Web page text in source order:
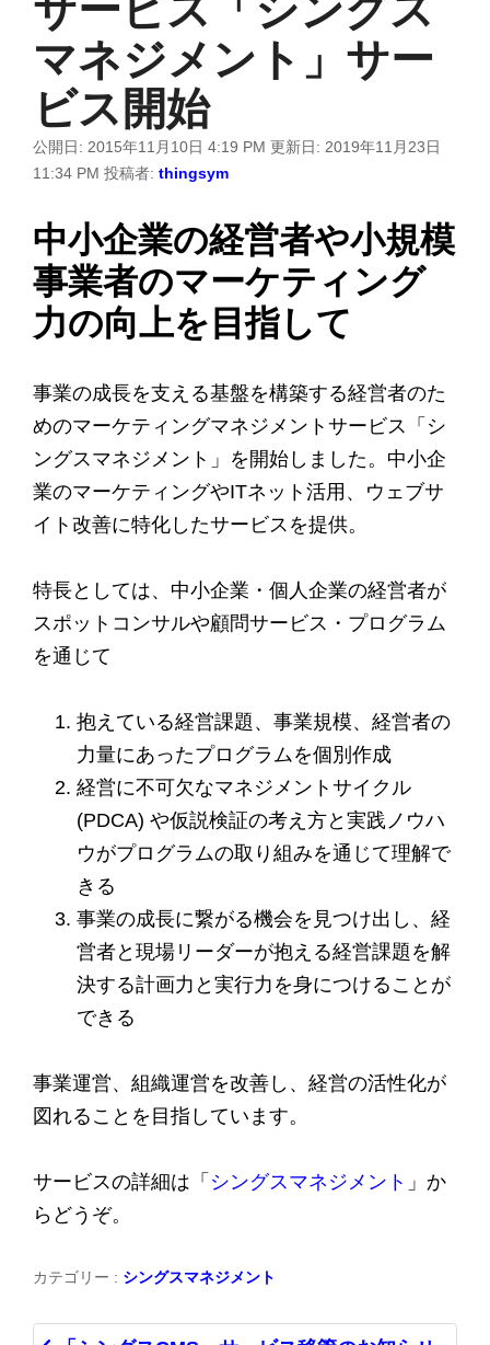
マネジメント」サー
ビス開始
公開日: 2015年11月10日 4:19 PM 更新日: 2019年11月23日
11:34 PM 投稿者: thingsym
中小企業の経営者や小規模
事業者のマーケティング
力の向上を目指して
事業の成長を支える基盤を構築する経営者のた
めのマーケティングマネジメントサービス「シ
ングスマネジメント」を開始しました。中小企
業のマーケティングやITネット活用、ウェブサ
イト改善に特化したサービスを提供。
特長としては、中小企業・個人企業の経営者が
スポットコンサルや顧問サービス・プログラム
を通じて
抱えている経営課題、事業規模、経営者の
力量にあったプログラムを個別作成
経営に不可欠なマネジメントサイクル
(PDCA) や仮説検証の考え方と実践ノウハ
ウがプログラムの取り組みを通じて理解で
きる
事業の成長に繋がる機会を見つけ出し、経
営者と現場リーダーが抱える経営課題を解
決する計画力と実行力を身につけることが
できる
事業運営、組織運営を改善し、経営の活性化が
図れることを目指しています。
サービスの詳細は「 シングスマネジメント 」か
らどうぞ。
カテゴリー : シングスマネジメント